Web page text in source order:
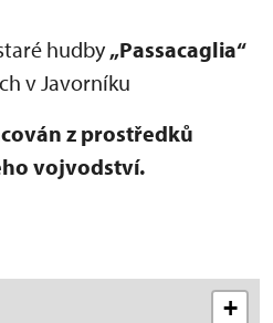
hudby „Passacaglia“
v Javorníku
z prostředků
vojvodství.
+